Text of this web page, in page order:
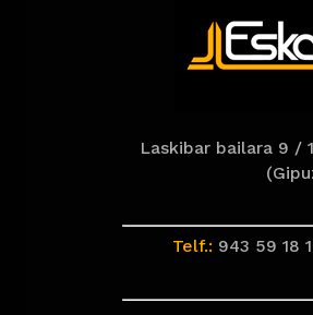
Laskibar bailara 9 /
Telf.: 943 59 18